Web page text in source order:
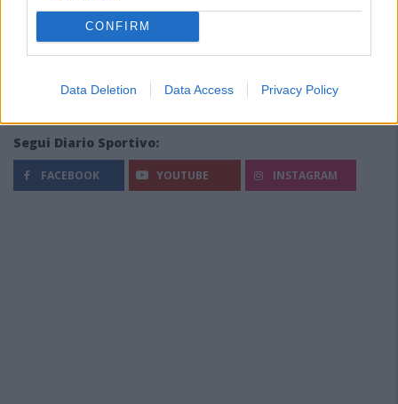
CONFIRM
Data Deletion Data Access Privacy Policy
Segui Diario Sportivo:
FACEBOOK YOUTUBE INSTAGRAM